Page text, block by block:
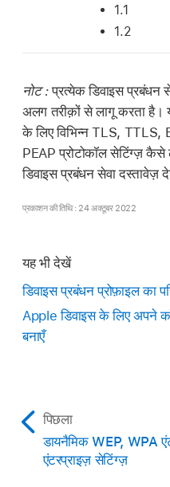
1.1
1.2
नोट :प्रत्येक डिवाइस
अलग तरीक़ों से लागू करता है।
के लिए विभिन्न TLS,
PEAP प्रोटोकॉल सेटिंग्ज़
डिवाइस प्रबंधन सेवा दस्तावेज़
प्रकाशन की तिथि : 24 अक्टूबर 2022
यह भी देखें
डिवाइस प्रबंधन प्रोफ़ाइल का
Apple डिवाइस के लिए अपने
बनाएँ
पिछला
डायनैमिक WEP, WPA
एंटरप्राइज़ सेटिंग्ज़